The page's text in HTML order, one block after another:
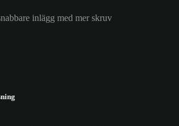
inlägg med mer skruv